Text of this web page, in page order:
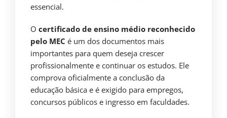
essencial.
O certificado de ensino médio reconhecido
pelo MEC é um dos documentos mais
importantes para quem deseja crescer
profissionalmente e continuar os estudos. Ele
comprova oficialmente a conclusão da
educação básica e é exigido para empregos,
concursos públicos e ingresso em faculdades.